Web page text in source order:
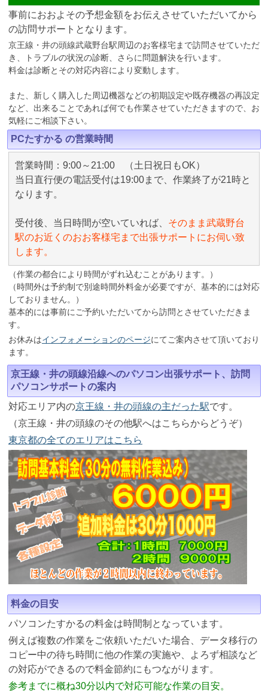
事前におおよその予想金額をお伝えさせていただいてから
の訪問サポートとなります。
京王線・井の頭線武蔵野台駅周辺のお客様宅まで訪問させていただ
き、トラブルの状況の診断、さらに問題解決を行います。
料金は診断とその対応内容により変動します。
また、新しく購入した周辺機器などの初期設定や既存機器の再設定
など、出来ることであれば何でも作業させていただきますので、お
気軽にご相談下さい。
PCたすかる の営業時間
営業時間：9:00～21:00 （土日祝日もOK）
当日直行便の電話受付は19:00まで、作業終了が21時と
なります。
受付後、当日時間が空いていれば、 そのまま武蔵野台
駅のお近くのおお客様宅まで出張サポートにお伺い致
します。
（作業の都合により時間がずれ込むことがあります。）
（時間外は予約制で別途時間外料金が必要ですが、基本的には対応
しておりません。）
基本的には事前にご予約いただいてから訪問とさせていただきま
す。
お休みはインフォメーションのページにてご案内させて頂いており
ます。
京王線・井の頭線沿線へのパソコン出張サポート、訪問
パソコンサポートの案内
対応エリア内の京王線・井の頭線の主だった駅です。
（京王線・井の頭線のその他駅へはこちらからどうぞ）
東京都の全てのエリアはこちら
料金の目安
パソコンたすかるの料金は時間制となっています。
例えば複数の作業をご依頼いただいた場合、データ移行の
コピー中の待ち時間に他の作業の実施や、よろず相談など
の対応ができるので料金節約にもつながります。
参考までに概ね30分以内で対応可能な作業の目安。